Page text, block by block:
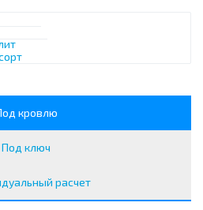
кровлю
Под ключ
расчет